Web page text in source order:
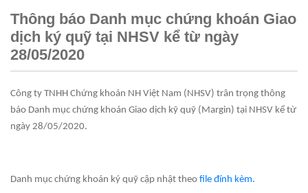
Thông báo Danh mục chứng khoán Giao
dịch ký quỹ tại NHSV kể từ ngày
28/05/2020
Công ty TNHH Chứng khoán NH Việt Nam (NHSV) trân trọng thông
báo Danh mục chứng khoán Giao dịch kỹ quỹ (Margin) tại NHSV kể từ
ngày 28/05/2020.
Danh mục chứng khoán ký quỹ cập nhật theo file đính kèm.